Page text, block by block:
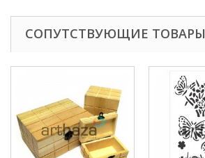
СОПУТСТВУЮЩИЕ ТОВАРЫ